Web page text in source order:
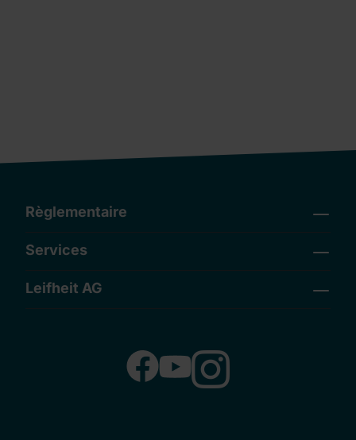
Règlementaire
Services
Leifheit AG